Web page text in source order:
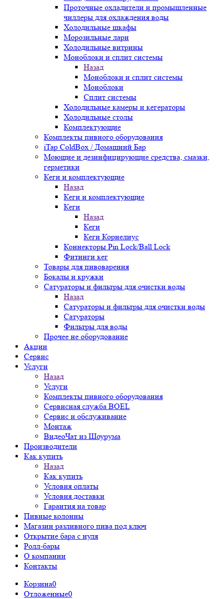
Проточные охладители и промышленные
чиллеры для охлаждения воды
Холодильные шкафы
Морозильные лари
Холодильные витрины
Моноблоки и сплит системы
Назад
Моноблоки и сплит системы
Моноблоки
Сплит системы
Холодильные камеры и кегераторы
Холодильные столы
Комплектующие
Комплекты пивного оборудования
iTap ColdBox / Домашний Бар
Моющие и дезинфицирующие средства, смазки,
герметики
Кеги и комплектующие
Назад
Кеги и комплектующие
Кеги
Назад
Кеги
Кеги Корнелиус
Коннекторы Pin Lock/Ball Lock
Фитинги кег
Товары для пивоварения
Бокалы и кружки
Сатураторы и фильтры для очистки воды
Назад
Сатураторы и фильтры для очистки воды
Сатураторы
Фильтры для воды
Прочее не оборудование
Акции
Сервис
Услуги
Назад
Услуги
Комплекты пивного оборудования
Сервисная служба BOEL
Сервис и обслуживание
Монтаж
ВидеоЧат из Шоурума
Производители
Как купить
Назад
Как купить
Условия оплаты
Условия доставки
Гарантия на товар
Пивные колонны
Магазин разливного пива под ключ
Открытие бара с нуля
Ролл-бары
О компании
Контакты
Корзина0
Отложенные0